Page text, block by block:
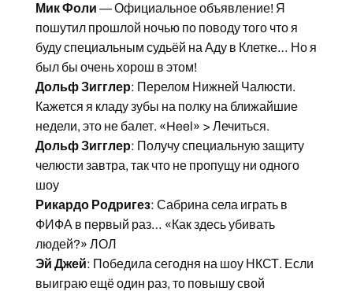
Мик Фоли — Официальное объявление! Я
пошутил прошлой ночью по поводу того что я
буду специальным судьёй на Аду в Клетке… Но я
был бы очень хорош в этом!
Дольф Зигглер: Перелом Нижней Чалюсти.
Кажется я кладу зубы на полку на ближайшие
недели, это не балет. «Heel» > Лечиться.
Дольф Зигглер: Получу специальную защиту
челюсти завтра, так что не пропущу ни одного
шоу
Рикардо Родригез: Сабрина села играть в
ФИФА в первый раз… «Как здесь убивать
людей?» ЛОЛ
Эй Джей: Победила сегодня на шоу НКСТ. Если
выиграю ещё один раз, то повышу свой